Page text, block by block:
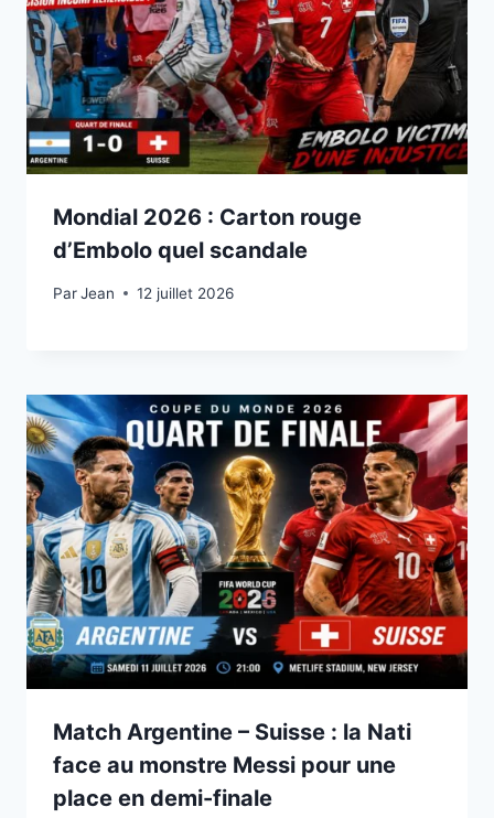
Mondial 2026 : Carton rouge
d’Embolo quel scandale
ParJean
12 juillet 202612 juillet 2026
Match Argentine – Suisse : la Nati
face au monstre Messi pour une
place en demi-finale